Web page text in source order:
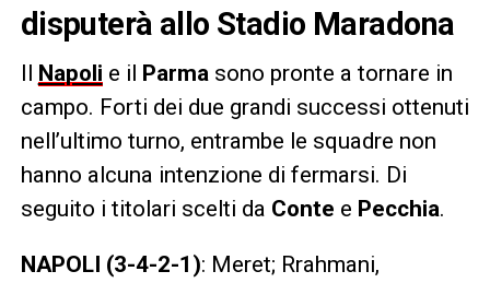
disputerà allo Stadio Maradona
Il Napoli e il Parma sono pronte a tornare in
campo. Forti dei due grandi successi ottenuti
nell’ultimo turno, entrambe le squadre non
hanno alcuna intenzione di fermarsi. Di
seguito i titolari scelti da Conte e Pecchia.
NAPOLI (3-4-2-1): Meret; Rrahmani,